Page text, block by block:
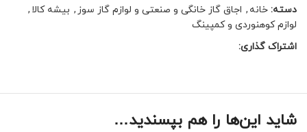
دسته: خانه , اجاق گاز خانگی و صنعتی و لوازم گاز سوز , بیشه کالا ,
لوازم کوهنوردی و کمپینگ
اشتراک گذاری:
شاید این‌ها را هم بپسندید…